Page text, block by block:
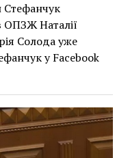
Стефанчук
ОПЗЖ Наталії
Солода уже
у Facebook